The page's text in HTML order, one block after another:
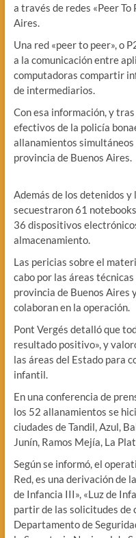
a través de redes «Peer To
Aires.
Una red «peer to peer», o
a la comunicación entre
computadoras compartir
de intermediarios.
Con esa información, y
efectivos de la policía
allanamientos
provincia de Buenos Aires.
Además de los detenidos y
secuestraron 61
36 dispositivos
almacenamiento.
Las pericias sobre el
cabo por las áreas
provincia de Buenos Aires
colaboran en la operación.
Pont Vergés detalló que
resultado positivo», y
las áreas del Estado para
infantil.
En una conferencia de
los 52 allanamientos se
ciudades de Tandil, Azul,
Junín, Ramos Mejía, La
Según se informó, el
Red, es una derivación de
de Infancia III», «Luz de
partir de las solicitudes de
Departamento de